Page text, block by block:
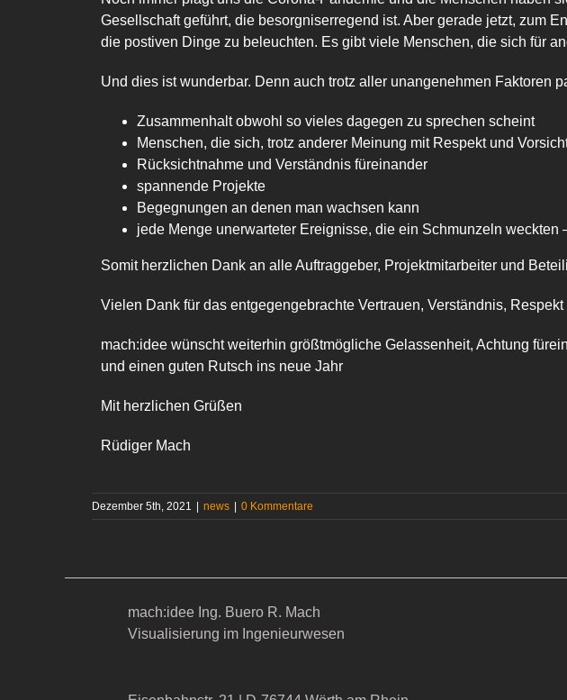
Gesellschaft geführt, die besorgniserregend ist. Aber gerade jetzt, zum
die postiven Dinge zu beleuchten. Es gibt viele Menschen, die sich für
Und dies ist wunderbar. Denn auch trotz aller unangenehmen Faktoren
Zusammenhalt obwohl so vieles dagegen zu sprechen scheint
Menschen, die sich, trotz anderer Meinung mit Respekt und
Rücksichtnahme und Verständnis füreinander
spannende Projekte
Begegnungen an denen man wachsen kann
jede Menge unerwarteter Ereignisse, die ein Schmunzeln weckten
Somit herzlichen Dank an alle Auftraggeber, Projektmitarbeiter und
Vielen Dank für das entgegengebrachte Vertrauen, Verständnis,
mach:idee wünscht weiterhin größtmögliche Gelassenheit, Achtung
und einen guten Rutsch ins neue Jahr
Mit herzlichen Grüßen
Rüdiger Mach
Dezember 5th, 2021 | news | 0 Kommentare
mach:idee Ing. Buero R. Mach
Visualisierung im Ingenieurwesen